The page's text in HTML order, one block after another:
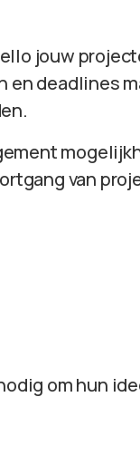
jouw
en deadlines
van
om hun